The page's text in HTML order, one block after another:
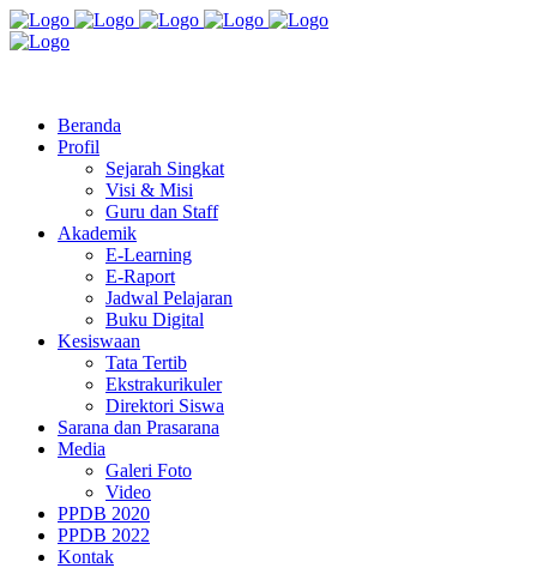
Beranda
Profil
Sejarah Singkat
Visi & Misi
Guru dan Staff
Akademik
E-Learning
E-Raport
Jadwal Pelajaran
Buku Digital
Kesiswaan
Tata Tertib
Ekstrakurikuler
Direktori Siswa
Sarana dan Prasarana
Media
Galeri Foto
Video
PPDB 2020
PPDB 2022
Kontak